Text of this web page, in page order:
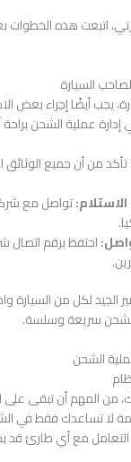
اتبعت هذه الخطوات
السيارة
يجب أيضًا إجراء بعض
عملية الشحن براحة
تأكد من أن جميع الوثائق
تواصل مع
احتفظ برقم
الجيد لكل من السيارة
سريعة وسلسة.
الشحن
من المهم أن تبقى على
لا تساعدك فقط في
التعامل مع أي طارئ قد